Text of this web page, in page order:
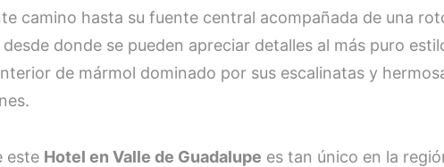
camino hasta su fuente central acompañada de una
donde se pueden apreciar detalles al más puro
de mármol dominado por sus escalinatas y
este Hotel en Valle de Guadalupe es tan único en la